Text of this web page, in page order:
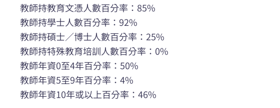
教師持教育文憑人數百分率：85%
教師持學士人數百分率：92%
教師持碩士／博士人數百分率：25%
教師持特殊教育培訓人數百分率：0%
教師年資0至4年百分率：50%
教師年資5至9年百分率：4%
教師年資10年或以上百分率：46%